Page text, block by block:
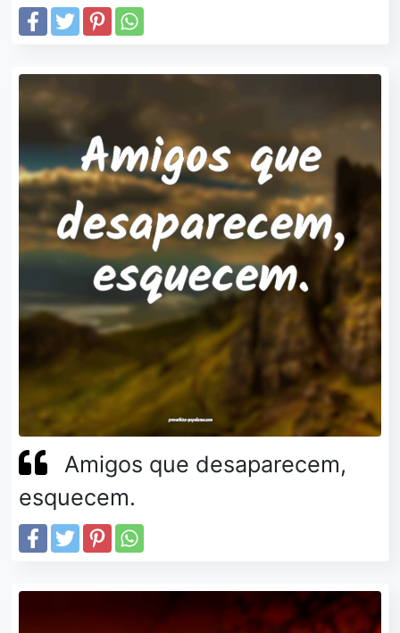
Amigos que desaparecem,
esquecem.